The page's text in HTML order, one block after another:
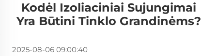
Kodėl Izoliaciniai Sujungimai
Yra Būtini Tinklo Grandinėms?
2025-08-06 09:00:40